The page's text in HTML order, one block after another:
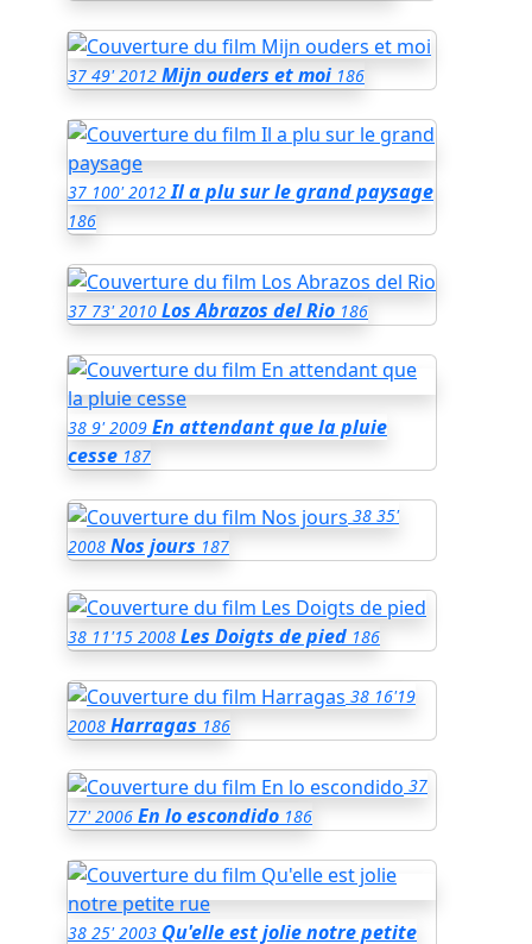
37 49' 2012 Mijn ouders et moi 186
37 100' 2012 Il a plu sur le grand paysage
186
37 73' 2010 Los Abrazos del Rio 186
38 9' 2009 En attendant que la pluie
cesse 187
38 35'
2008 Nos jours 187
38 11'15 2008 Les Doigts de pied 186
38 16'19
2008 Harragas 186
37
77' 2006 En lo escondido 186
38 25' 2003 Qu'elle est jolie notre petite